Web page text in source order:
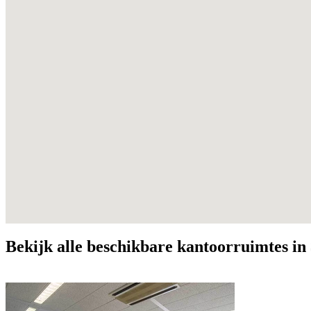
Bekijk alle beschikbare kantoorruimtes in